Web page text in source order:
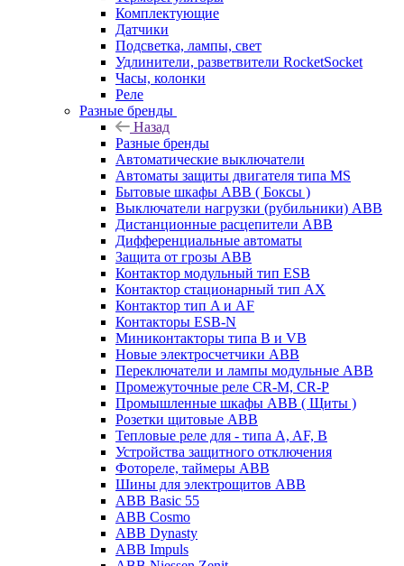
Комплектующие
Датчики
Подсветка, лампы, свет
Удлинители, разветвители RocketSocket
Часы, колонки
Реле
Разные бренды
Назад
Разные бренды
Автоматические выключатели
Автоматы защиты двигателя типа MS
Бытовые шкафы ABB ( Боксы )
Выключатели нагрузки (рубильники) ABB
Дистанционные расцепители ABB
Дифференциальные автоматы
Защита от грозы ABB
Контактор модульный тип ESB
Контактор стационарный тип AX
Контактор тип A и AF
Контакторы ESB-N
Миниконтакторы типа B и VB
Новые электросчетчики ABB
Переключатели и лампы модульные ABB
Промежуточные реле CR-M, CR-P
Промышленные шкафы ABB ( Щиты )
Розетки щитовые ABB
Тепловые реле для - типа A, AF, B
Устройства защитного отключения
Фотореле, таймеры ABB
Шины для электрощитов АВВ
ABB Basic 55
ABB Cosmo
ABB Dynasty
ABB Impuls